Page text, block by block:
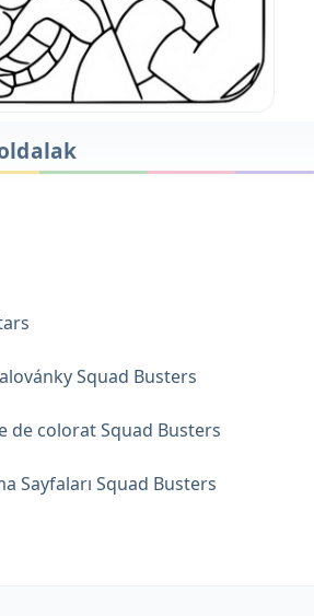
Squad Busters
de colorat Squad Busters
Sayfaları Squad Busters